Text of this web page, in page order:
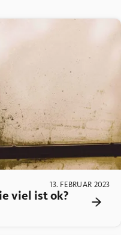
13. FEBRUAR 2023
viel ist ok?